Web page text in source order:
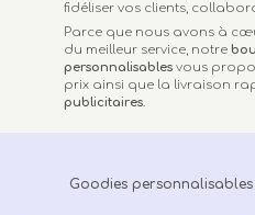
fidéliser vos clients,
Parce que nous avons à
du meilleur service, notre
personnalisables vous
prix ainsi que la livraison
publicitaires.
Goodies